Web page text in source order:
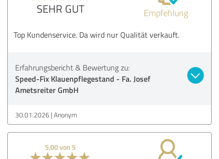
SEHR GUT Empfehlung
Top Kundenservice. Da wird nur Qualität verkauft.
Erfahrungsbericht & Bewertung zu:
Speed-Fix Klauenpflegestand - Fa. Josef
Ametsreiter GmbH
30.01.2026 Anonym
5,00 von 5